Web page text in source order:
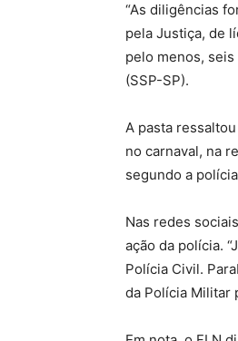
“As diligências
pela Justiça, de
pelo menos,
(SSP-SP).
A pasta
no carnaval, na
segundo a
Nas redes
ação da polícia.
Polícia Civil.
da Polícia Militar